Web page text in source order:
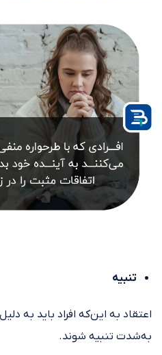
تنبیه
اعتقاد به این‌که افراد باید به
به‌شدت تنبیه شوند.